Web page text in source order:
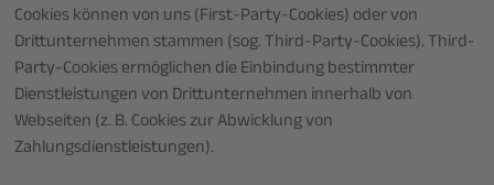
Cookies können von uns (First-Party-Cookies) oder von
Drittunternehmen stammen (sog. Third-Party-Cookies). Third-
Party-Cookies ermöglichen die Einbindung bestimmter
Dienstleistungen von Drittunternehmen innerhalb von
Webseiten (z. B. Cookies zur Abwicklung von
Zahlungsdienstleistungen).